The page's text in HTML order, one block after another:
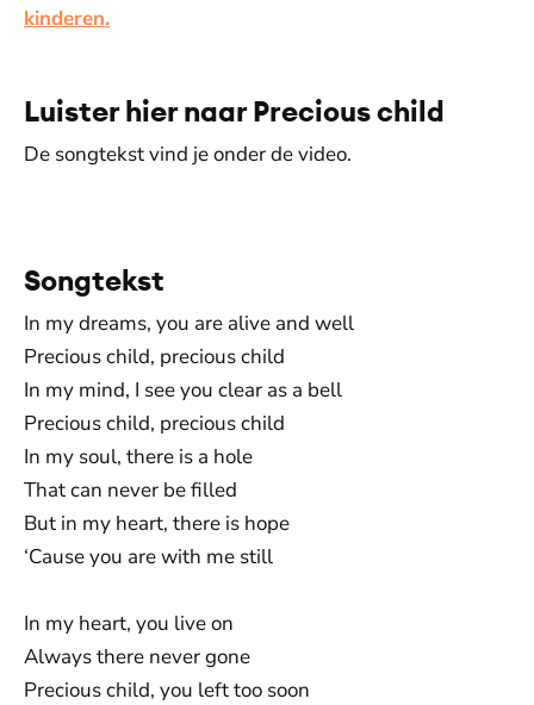
kinderen.
Luister hier naar Precious child
De songtekst vind je onder de video.
De weergave van deze video vereist jouw
Songtekst
In my dreams, you are alive and well
Precious child, precious child
In my mind, I see you clear as a bell
Precious child, precious child
In my soul, there is a hole
That can never be filled
But in my heart, there is hope
‘Cause you are with me still
In my heart, you live on
Always there never gone
Precious child, you left too soon